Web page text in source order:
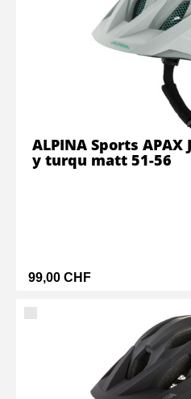
99,00 CHF
ALPINA Sports APAX
y turqu matt 51-56